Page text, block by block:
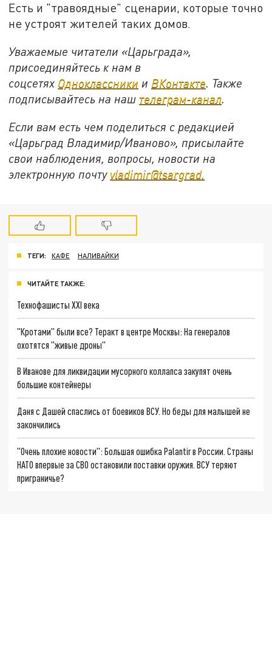
Есть и "травоядные" сценарии, которые точно
не устроят жителей таких домов.
Уважаемые читатели «Царьграда»,
присоединяйтесь к нам в
соцсетях Одноклассники и ВКонтакте. Также
подписывайтесь на наш телеграм-канал.
Если вам есть чем поделиться с редакцией
«Царьград Владимир/Иваново», присылайте
свои наблюдения, вопросы, новости на
электронную почту vladimir@tsargrad.
ТЕГИ: КАФЕ НАЛИВАЙКИ
ЧИТАЙТЕ ТАКЖЕ:
Технофашисты XXI века
"Кротами" были все? Теракт в центре Москвы: На генералов
охотятся "живые дроны"
В Иванове для ликвидации мусорного коллапса закупят очень
большие контейнеры
Даня с Дашей спаслись от боевиков ВСУ. Но беды для малышей не
закончились
"Очень плохие новости": Большая ошибка Palantir в России. Страны
НАТО впервые за СВО остановили поставки оружия. ВСУ теряют
приграничье?